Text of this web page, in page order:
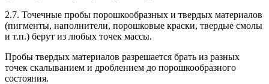
2.7. Точечные пробы порошкообразных и твердых материалов
(пигменты, наполнители, порошковые краски, твердые смолы
и т.п.) берут из любых точек массы.
Пробы твердых материалов разрешается брать из разных
точек скалыванием и дроблением до порошкообразного
состояния.